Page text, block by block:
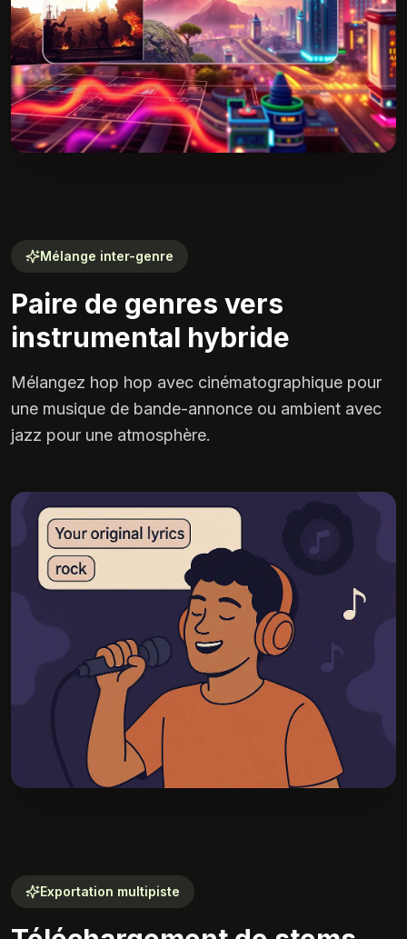
Mélange inter-genre
Paire de genres vers
instrumental hybride
Mélangez hop hop avec cinématographique pour
une musique de bande-annonce ou ambient avec
jazz pour une atmosphère.
Exportation multipiste